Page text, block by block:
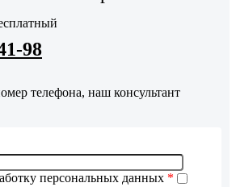
98
телефона, наш консультант
персональных данных *